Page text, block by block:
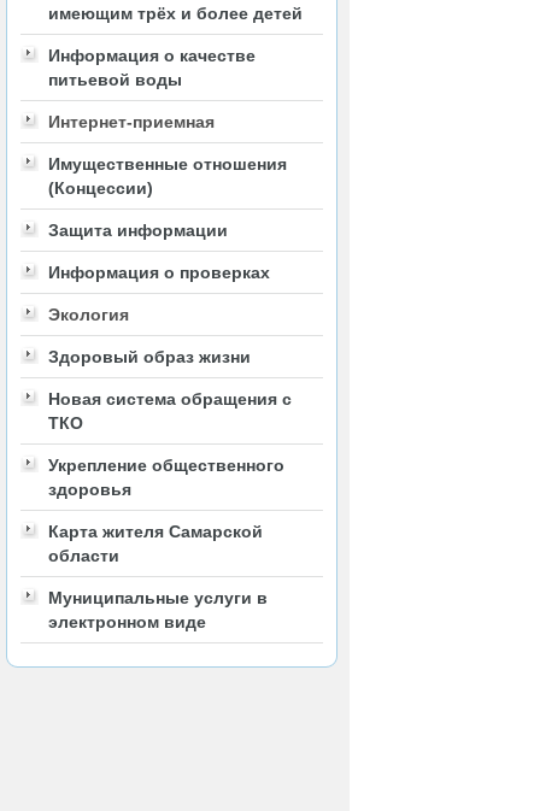
имеющим трёх и более детей
Информация о качестве
питьевой воды
Интернет-приемная
Имущественные отношения
(Концессии)
Защита информации
Информация о проверках
Экология
Здоровый образ жизни
Новая система обращения с
ТКО
Укрепление общественного
здоровья
Карта жителя Самарской
области
Муниципальные услуги в
электронном виде